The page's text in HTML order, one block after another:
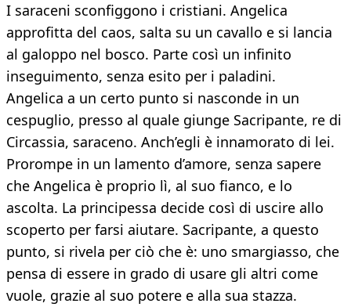
I saraceni sconfiggono i cristiani. Angelica
approfitta del caos, salta su un cavallo e si lancia
al galoppo nel bosco. Parte così un infinito
inseguimento, senza esito per i paladini.
Angelica a un certo punto si nasconde in un
cespuglio, presso al quale giunge Sacripante, re di
Circassia, saraceno. Anch’egli è innamorato di lei.
Prorompe in un lamento d’amore, senza sapere
che Angelica è proprio lì, al suo fianco, e lo
ascolta. La principessa decide così di uscire allo
scoperto per farsi aiutare. Sacripante, a questo
punto, si rivela per ciò che è: uno smargiasso, che
pensa di essere in grado di usare gli altri come
vuole, grazie al suo potere e alla sua stazza.